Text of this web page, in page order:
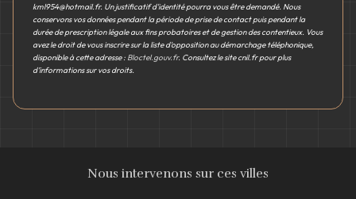
kml954@hotmail.fr. Un justificatif d'identité pourra vous être demandé. Nous
conservons vos données pendant la période de prise de contact puis pendant la
durée de prescription légale aux fins probatoires et de gestion des contentieux. Vous
avez le droit de vous inscrire sur la liste d'opposition au démarchage téléphonique,
disponible à cette adresse : Bloctel.gouv.fr. Consultez le site cnil.fr pour plus
d’informations sur vos droits.
Nous intervenons sur ces villes